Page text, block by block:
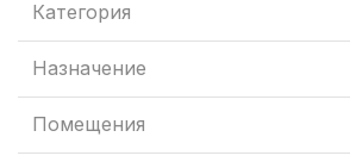
Категория
Назначение
Помещения